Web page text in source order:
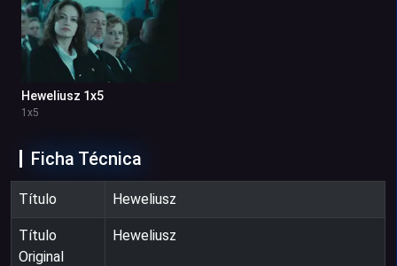
Heweliusz 1x5
1 x5
Ficha Técnica
Título Heweliusz
Título
Original
Heweliusz